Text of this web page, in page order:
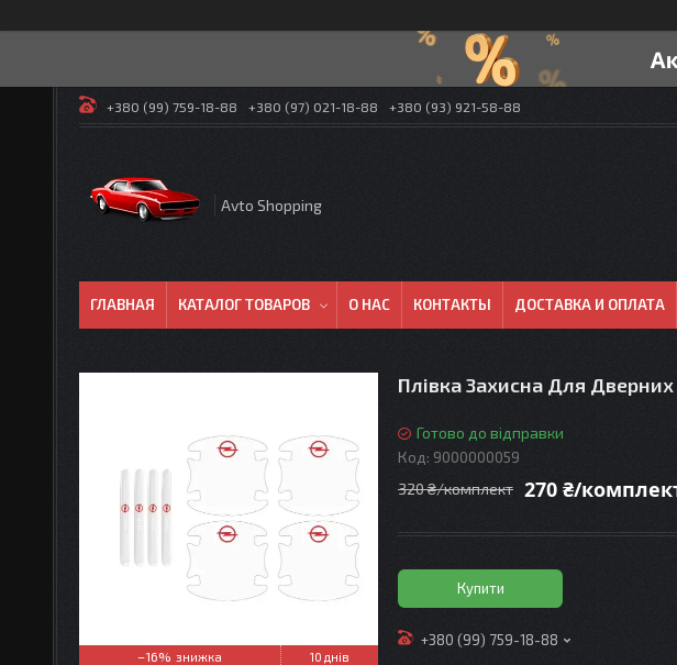
+380 (99) 759-18-88 +380 (97) 021-18-88 +380 (93) 921-58-88
Avto Shopping
ГЛАВНАЯ КАТАЛОГ ТОВАРОВ О НАС КОНТАКТЫ ДОСТАВКА И ОПЛАТА
–16% 10 днів
Плівка Захисна Для
Готово до відправки
Код: 9000000059
320 ₴/комплект 270 ₴/
Купити
+380 (99) 759-18-88